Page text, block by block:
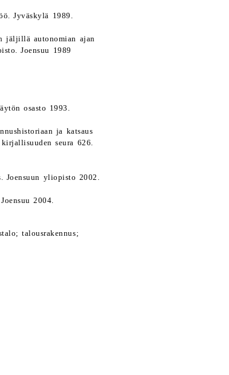
Jyväskylä 1989.
jäljillä autonomian ajan
Joensuu 1989
osasto 1993.
ja katsaus
seura 626.
Joensuun yliopisto 2002.
2004.
talousrakennus;